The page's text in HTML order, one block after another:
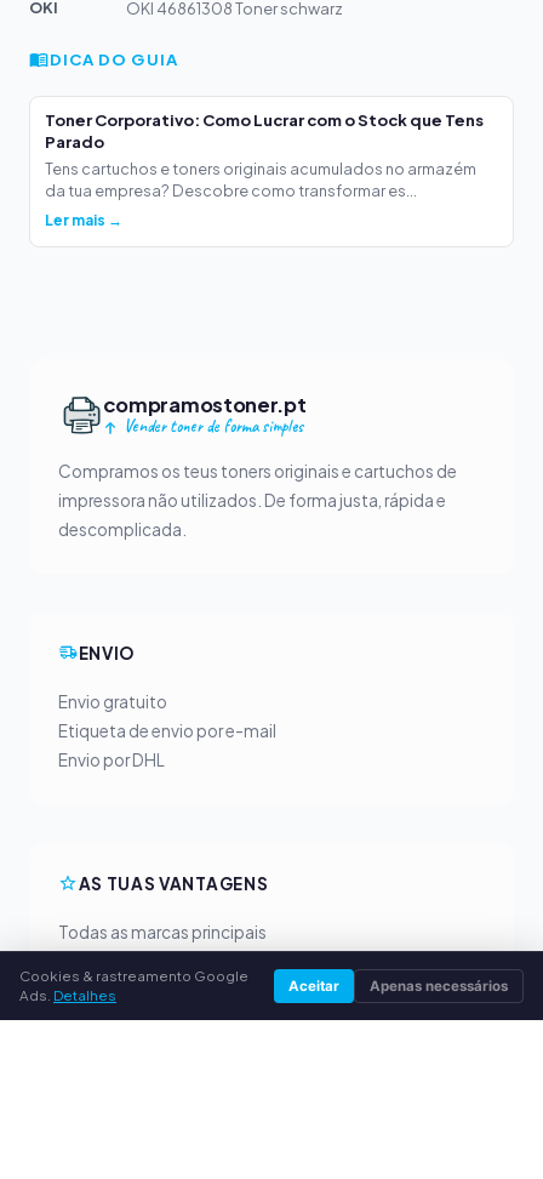
OKI
OKI 46861308 Toner schwarz
DICA DO GUIA
Toner Corporativo: Como Lucrar com o Stock que Tens
Parado
Tens cartuchos e toners originais acumulados no armazém
da tua empresa? Descobre como transformar es...
Ler mais →
compramostoner.pt
Vender toner de forma simples
Compramos os teus toners originais e cartuchos de
impressora não utilizados. De forma justa, rápida e
descomplicada.
ENVIO
Envio gratuito
Etiqueta de envio por e-mail
Envio por DHL
AS TUAS VANTAGENS
Todas as marcas principais
Pagamento antecipado por PayPal
Aconselhamento personalizado
Cookies & rastreamento Google
Ads. Detalhes Aceitar Apenas necessários